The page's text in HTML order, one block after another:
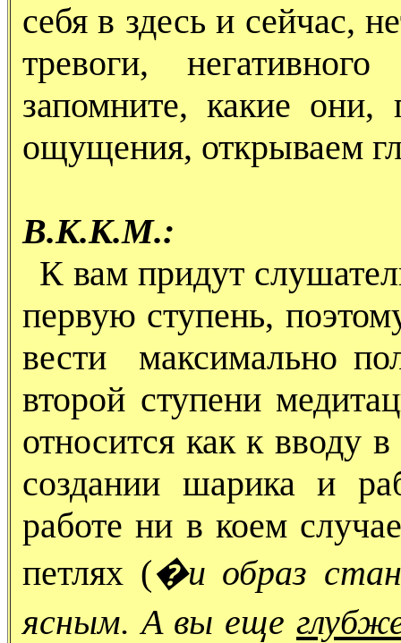
себя в здесь и сейчас,
тревоги,
запомните, какие они,
ощущения, открываем
В.К.К.М.:
К вам придут
первую ступень,
вести максимально
второй ступени
относится как к вводу
создании шарика и
работе ни в коем
петлях (�и образ
ясным. А вы еще